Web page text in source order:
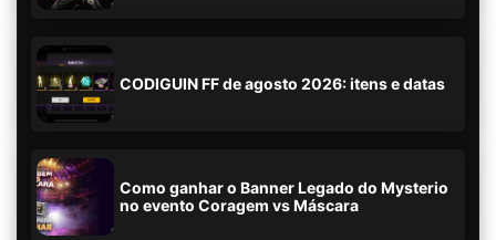
CODIGUIN FF de agosto 2026: itens e datas
Como ganhar o Banner Legado do Mysterio
no evento Coragem vs Máscara